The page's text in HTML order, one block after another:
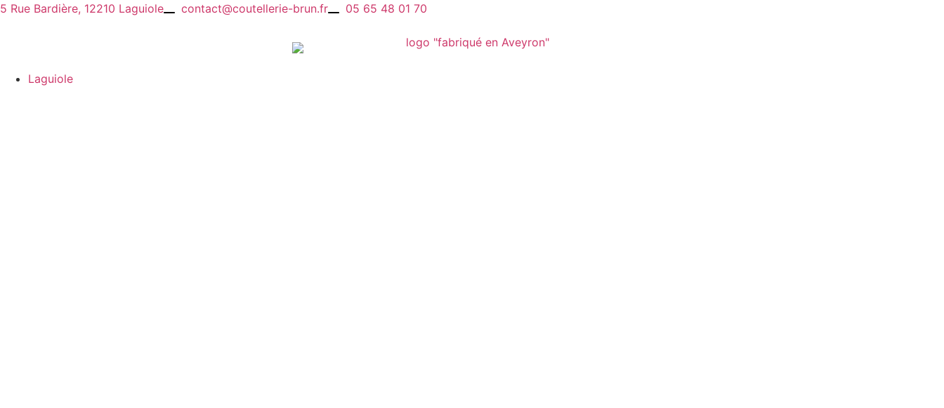
Aller
5 Rue Bardière, 12210 Laguiole contact@coutellerie-brun.fr 05 65 48 01 70
Laguiole